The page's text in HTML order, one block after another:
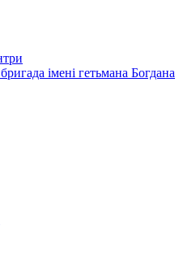
імені гетьмана Богдана